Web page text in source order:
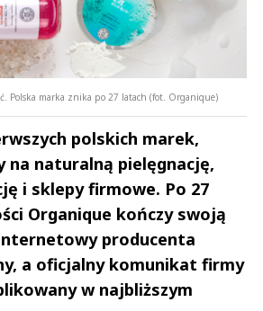
Polska marka znika po 27 latach (fot. Organique)
polskich marek,
na naturalną pielęgnację,
i sklepy firmowe. Po 27
Organique kończy swoją
producenta
a oficjalny komunikat firmy
w najbliższym